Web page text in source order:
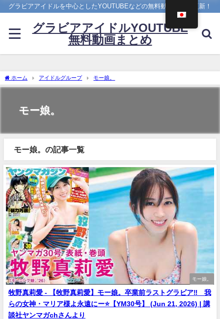
グラビアアイドルを中心としたYOUTUBEなどの無料動画を日々更新！
グラビアアイドルYOUTUBE
無料動画まとめ
ホーム アイドルグループ モー娘。
モー娘。
モー娘。の記事一覧
モー娘。
牧野真莉愛 - 【牧野真莉愛】モー娘。卒業前ラストグラビア‼︎ 我
らの女神・マリア様よ永遠にー⭐️【YM30号】 (Jun 21, 2026) | 講
談社ヤンマガchさんより